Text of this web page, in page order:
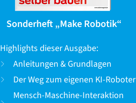
Sonderheft „Make Robotik“
Highlights dieser Ausgabe:
Anleitungen & Grundlagen
Der Weg zum eigenen KI-Roboter
Mensch-Maschine-Interaktion